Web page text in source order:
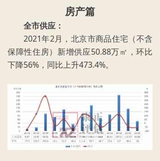
房产篇
全市供应：
2021年2月，北京市商品住宅（不含
保障性住房）新增供应50.88万㎡，环比
下降56%，同比上升473.4%。